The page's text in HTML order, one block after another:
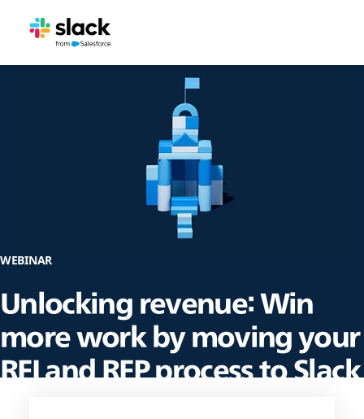
WEBINAR
Unlocking revenue: Win
more work by moving your
RFI and RFP process to Slack